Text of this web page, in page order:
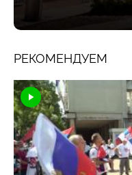
РЕКОМЕНДУЕМ